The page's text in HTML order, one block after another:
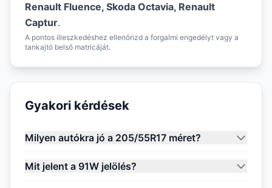
Renault Fluence, Skoda Octavia, Renault
Captur.
A pontos illeszkedéshez ellenőrizd a forgalmi engedélyt vagy a
tankajtó belső matricáját.
Gyakori kérdések
Milyen autókra jó a 205/55R17 méret?
Mit jelent a 91W jelölés?